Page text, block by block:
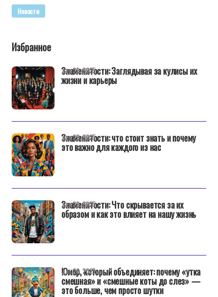
Новости
Избранное
Знаменитости: Заглядывая за кулисы их
жизни и карьеры
дек 29, 2025
Знаменитости: что стоит знать и почему
это важно для каждого из нас
дек 29, 2025
Знаменитости: Что скрывается за их
образом и как это влияет на нашу жизнь
дек 29, 2025
Юмор, который объединяет: почему «утка
смешная» и «смешные коты до слез» —
это больше, чем просто шутки
дек 26, 2025